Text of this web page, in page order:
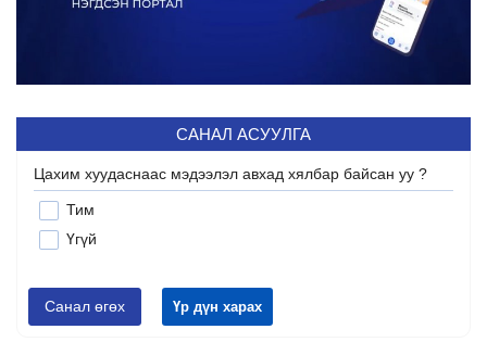
САНАЛ АСУУЛГА
Цахим хуудаснаас мэдээлэл авхад хялбар байсан уу ?
Тим
Үгүй
Санал өгөх Үр дүн харах